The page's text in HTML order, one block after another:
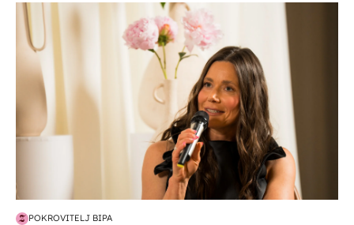
moda & ljepota
POKROVITELJ BIPA